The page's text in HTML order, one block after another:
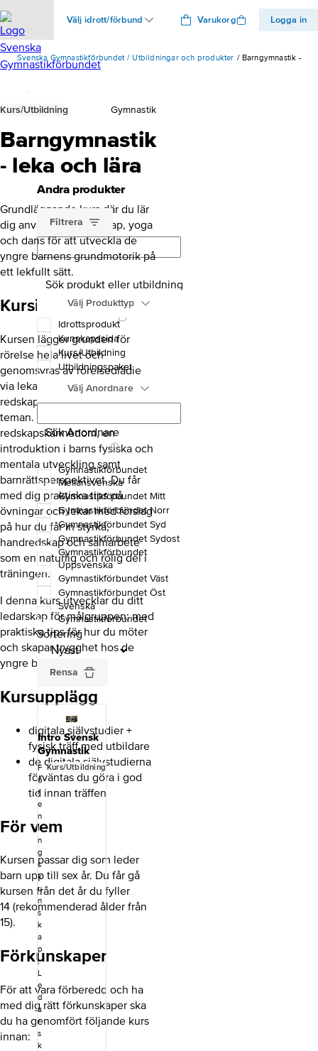
Välj idrott/förbund Varukorg Logga in
Svenska Gymnastikförbundet Utbildningar och produkter Barngymnastik -
Kurs/Utbildning Gymnastik
Barngymnastik
- leka och lära
Grundläggande kurs där du lär
dig använda lek, redskap, yoga
och dans för att utveckla de
yngre barnens grundmotorik på
ett lekfullt sätt.
Kursinnehåll
Kursen lägger grunden för
rörelse hela livet och
genomsyras av rörelseglädje
via lekar, dans och
redskapsbanor med olika
teman. Genom kursen får du
redskapskännedom, en
introduktion i barns fysiska och
mentala utveckling samt
barnrättsperspektivet. Du får
med dig praktiska tips på
övningar och lekar med förslag
på hur du får in styrka,
handredskap och samarbete
som en naturlig och rolig del i
träningen.
I denna kurs utvecklar du ditt
ledarskap för målgruppen; med
praktiska tips för hur du möter
och skapar trygghet hos de
yngre barnen.
Kursupplägg
digitala självstudier +
fysisk träff med utbildare
de digitala självstudierna
förväntas du göra i god
tid innan träffen
För vem
Kursen passar dig som leder
barn upp till sex år. Du får gå
kursen från det år du fyller
14 (rekommenderad ålder från
15).
Förkunskaper
För att vara förberedd och ha
med dig rätt förkunskaper ska
du ha genomfört följande kurs
innan:
Andra produkter
Filtrera
Sök produkt eller utbildning
Välj Produkttyp
Idrottsprodukt
Kunskapssida
Kurs/Utbildning
Utbildningspaket
Välj Anordnare
Sök Anordnare
Gymnastikförbundet
Mellansvenska
Gymnastikförbundet Mitt
Gymnastikförbundet Norr
Gymnastikförbundet Syd
Gymnastikförbundet Sydost
Gymnastikförbundet
Uppsvenska
Gymnastikförbundet Väst
Gymnastikförbundet Öst
Svenska
Gymnastikförbundet
Sortering
Rensa
Intro Svensk
Gymnastik
F
ö
r
e
n
i
n
g
s
k
u
n
s
k
a
p
,
L
e
d
a
r
s
k
Kurs/Utbildning